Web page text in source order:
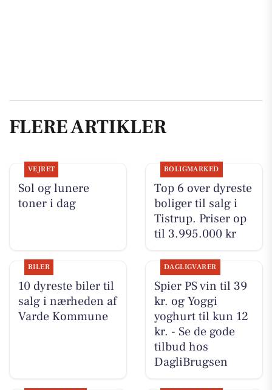
FLERE ARTIKLER
VEJRET
Sol og lunere
toner i dag
BOLIGMARKED
Top 6 over dyreste
boliger til salg i
Tistrup. Priser op
til 3.995.000 kr
BILER
10 dyreste biler til
salg i nærheden af
Varde Kommune
DAGLIGVARER
Spier PS vin til 39
kr. og Yoggi
yoghurt til kun 12
kr. - Se de gode
tilbud hos
DagliBrugsen